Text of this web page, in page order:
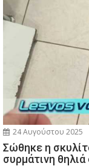
24 Αυγούστου 2025
Σώθηκε η
συρμάτινη